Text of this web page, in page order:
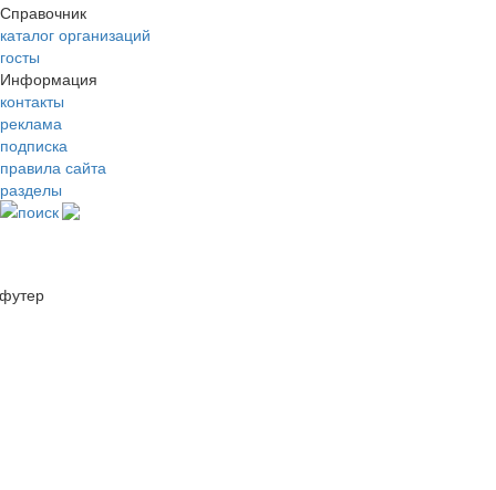
Справочник
каталог организаций
госты
Информация
контакты
реклама
подписка
правила сайта
разделы
поиск
футер